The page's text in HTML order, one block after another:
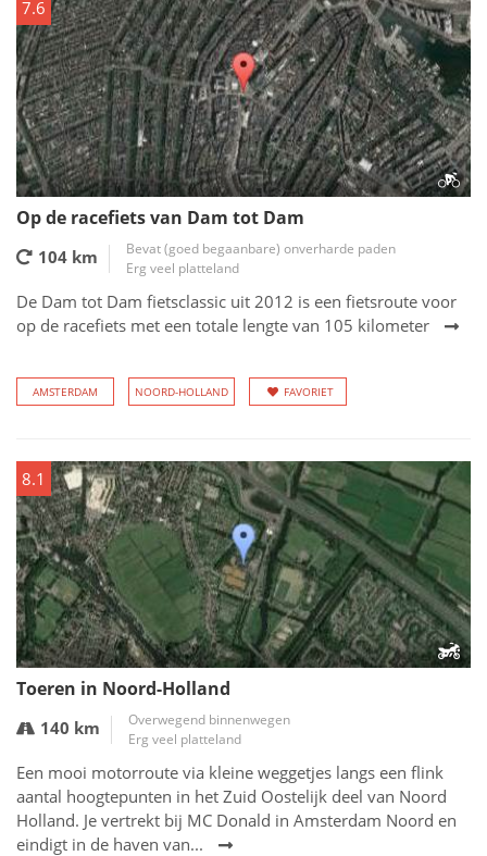
7.6
Op de racefiets van Dam tot Dam
104 km
Bevat (goed begaanbare) onverharde paden
Erg veel platteland
De Dam tot Dam fietsclassic uit 2012 is een fietsroute voor
op de racefiets met een totale lengte van 105 kilometer
AMSTERDAM NOORD-HOLLAND FAVORIET
8.1
Toeren in Noord-Holland
140 km
Overwegend binnenwegen
Erg veel platteland
Een mooi motorroute via kleine weggetjes langs een flink
aantal hoogtepunten in het Zuid Oostelijk deel van Noord
Holland. Je vertrekt bij MC Donald in Amsterdam Noord en
eindigt in de haven van...